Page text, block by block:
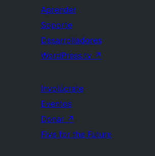
Aprender
Soporte
Desarrolladores
WordPress.tv ↗
Involúcrate
Eventos
Donar ↗
Five for the Future